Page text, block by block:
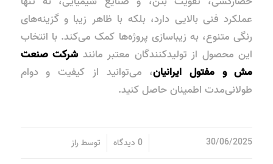
عملکرد فنی بالایی دارد، بلکه با ظاهر زیبا و گزینه‌های
رنگی متنوع، به زیباسازی پروژه‌ها کمک می‌کند. با انتخاب
این محصول از تولیدکنندگان معتبر مانند شرکت صنعت
مش و مفتول ایرانیان، می‌توانید از کیفیت و دوام
طولانی‌مدت اطمینان حاصل کنید.
30/06/2025 0 دیدگاه توسطراز